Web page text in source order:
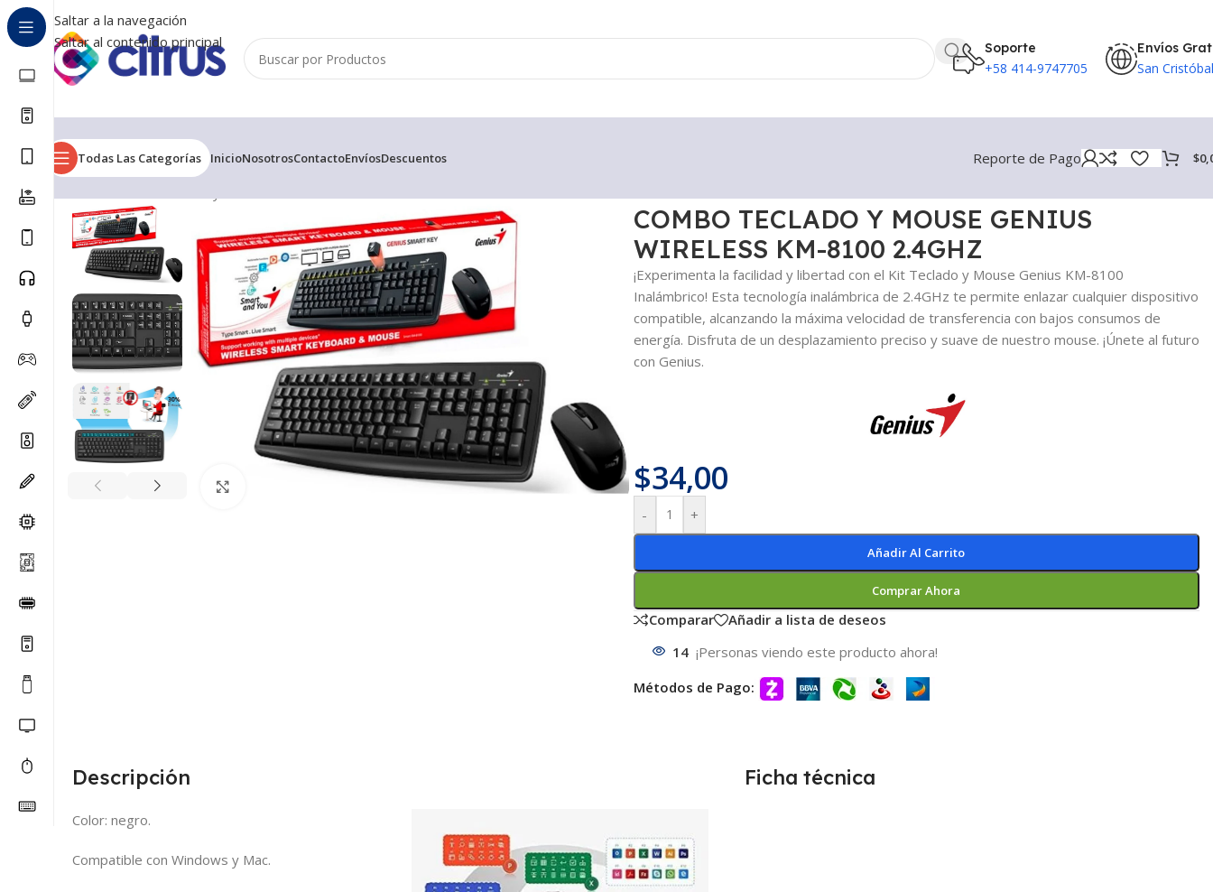
Saltar a la navegación
Saltar al contenido principal
Soporte
+58 414-9747705
Envíos
San Cristóbal
Todas Las Categorías InicioNosotrosContactoEnvíosDescuentos Reporte de Pago $
COMBO TECLADO Y MOUSE GENIUS
WIRELESS KM-8100 2.4GHZ
¡Experimenta la facilidad y libertad con el Kit Teclado y Mouse Genius KM-8100
Inalámbrico! Esta tecnología inalámbrica de 2.4GHz te permite enlazar cualquier dispositivo
compatible, alcanzando la máxima velocidad de transferencia con bajos consumos de
energía. Disfruta de un desplazamiento preciso y suave de nuestro mouse. ¡Únete al futuro
con Genius.
$34,00
- +
Añadir Al Carrito
Comprar Ahora
Comparar
Añadir a lista de deseos
14 ¡Personas viendo este producto ahora!
Métodos de Pago:
Descripción
Color: negro.
Compatible con Windows y Mac.
Ficha técnica